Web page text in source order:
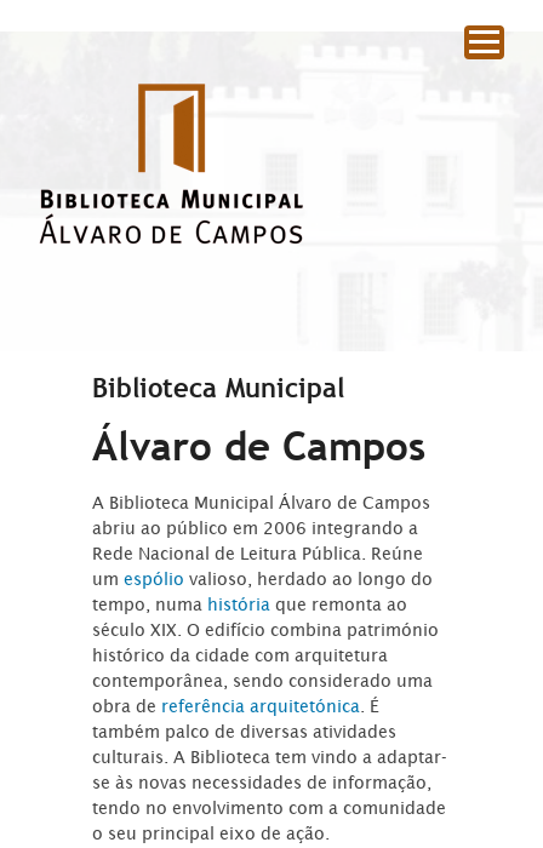
Biblioteca Municipal
Álvaro de Campos
A Biblioteca Municipal Álvaro de Campos
abriu ao público em 2006 integrando a
Rede Nacional de Leitura Pública. Reúne
umespóliovalioso, herdado ao longo do
tempo, numa história que remonta ao
século XIX. O edifício combina património
histórico da cidade com arquitetura
contemporânea, sendo considerado uma
obra de referência arquitetónica . É
também palco de diversas atividades
culturais. A Biblioteca tem vindo a adaptar-
se às novas necessidades de informação,
tendo no envolvimento com a comunidade
o seu principal eixo de ação.